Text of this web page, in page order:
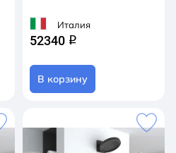
Италия
52340 q
В корзину